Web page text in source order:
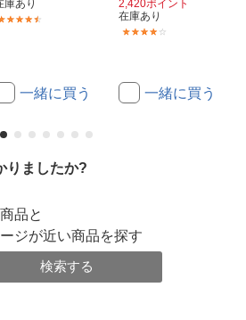
庫あり
一緒に買う
2,420ポイント
在庫あり
一緒に買う
りましたか?
品と
ジが近い商品を探す
検索する